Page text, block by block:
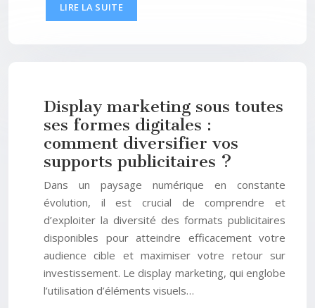
LIRE LA SUITE
Display marketing sous toutes
ses formes digitales :
comment diversifier vos
supports publicitaires ?
Dans un paysage numérique en constante
évolution, il est crucial de comprendre et
d’exploiter la diversité des formats publicitaires
disponibles pour atteindre efficacement votre
audience cible et maximiser votre retour sur
investissement. Le display marketing, qui englobe
l’utilisation d’éléments visuels…